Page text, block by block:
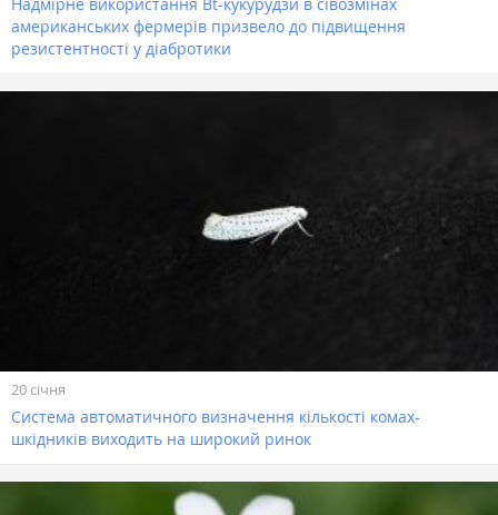
американських фермерів призвело до підвищення
резистентності у діабротики
20 січня
Система автоматичного визначення кількості комах-
шкідників виходить на широкий ринок